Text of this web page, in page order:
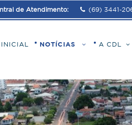
de Atendimento: (69) 3441-
INICIAL NOTÍCIAS A CDL